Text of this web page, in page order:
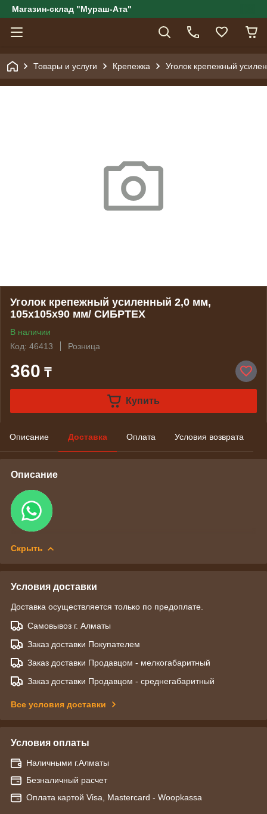
Магазин-склад "Мураш-Ата"
Товары и услуги Крепежка Уголок крепежный
Уголок крепежный усиленный 2,0 мм,
105x105x90 мм/ СИБРТЕХ
В наличии
Код: 46413
Розница
360 ₸
Купить
Описание Доставка Оплата Условия возврата
Описание
Скрыть
Условия доставки
Доставка осуществляется только по предоплате.
Самовывоз г. Алматы
Заказ доставки Покупателем
Заказ доставки Продавцом - мелкогабаритный
Заказ доставки Продавцом - среднегабаритный
Все условия доставки
Условия оплаты
Наличными г.Алматы
Безналичный расчет
Оплата картой Visa, Mastercard - Woopkassa